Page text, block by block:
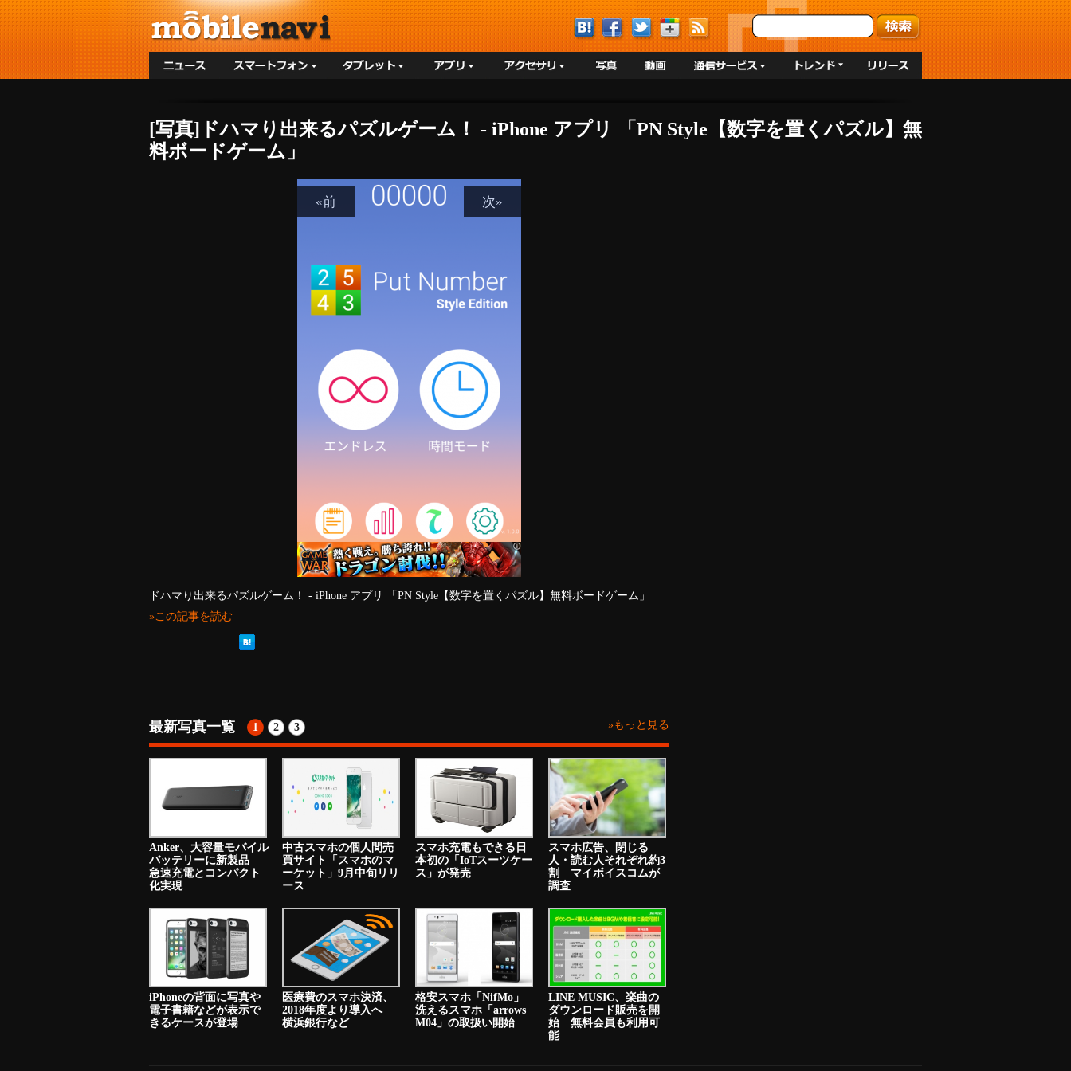
[写真]ドハマり出来るパズルゲーム！ - iPhone アプリ 「PN Style【数字を置くパズル】無
料ボードゲーム」
«前 次»
ドハマり出来るパズルゲーム！ - iPhone アプリ 「PN Style【数字を置くパズル】無料ボードゲーム」
»この記事を読む
最新写真一覧 »もっと見る
1 2 3
Anker、大容量モバイル
バッテリーに新製品
急速充電とコンパクト
化実現
中古スマホの個人間売
買サイト「スマホのマ
ーケット」9月中旬リリ
ース
スマホ充電もできる日
本初の「IoTスーツケー
ス」が発売
スマホ広告、閉じる
人・読む人それぞれ約3
割 マイボイスコムが
調査
iPhoneの背面に写真や
電子書籍などが表示で
きるケースが登場
医療費のスマホ決済、
2018年度より導入へ
横浜銀行など
格安スマホ「NifMo」
洗えるスマホ「arrows
M04」の取扱い開始
LINE MUSIC、楽曲の
ダウンロード販売を開
始 無料会員も利用可
能